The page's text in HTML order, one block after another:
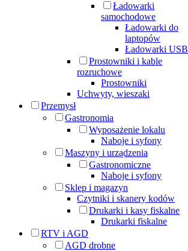
Ładowarki
samochodowe
Ładowarki do
laptopów
Ładowarki USB
Prostowniki i kable
rozruchowe
Prostowniki
Uchwyty, wieszaki
Przemysł
Gastronomia
Wyposażenie lokalu
Naboje i syfony
Maszyny i urządzenia
Gastronomiczne
Naboje i syfony
Sklep i magazyn
Czytniki i skanery kodów
Drukarki i kasy fiskalne
Drukarki fiskalne
RTV i AGD
AGD drobne